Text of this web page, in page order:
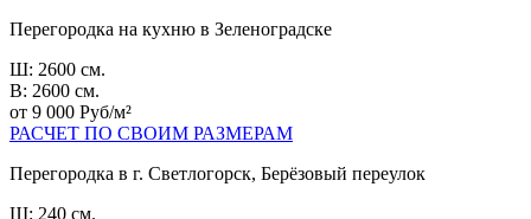
Перегородка на кухню в Зеленоградске
Ш: 2600 см.
В: 2600 см.
от 9 000 Руб/м²
РАСЧЕТ ПО СВОИМ РАЗМЕРАМ
Перегородка в г. Светлогорск, Берёзовый переулок
Ш: 240 см.